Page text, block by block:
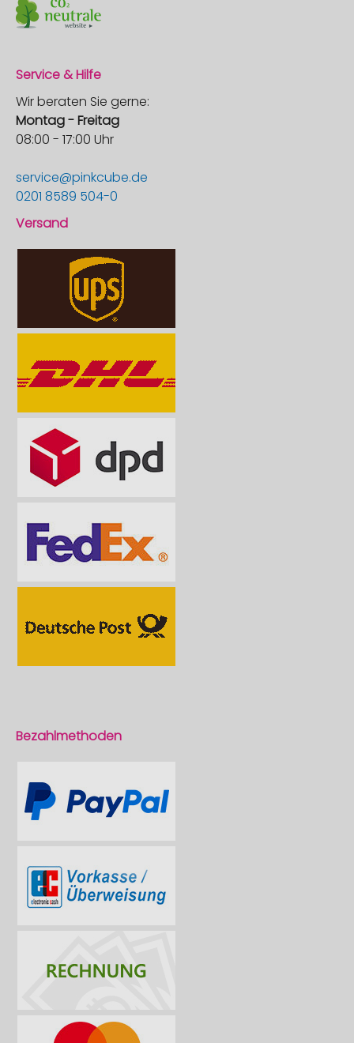
Service & Hilfe
Wir beraten Sie gerne:
Montag - Freitag
08:00 - 17:00 Uhr
service@pinkcube.de
0201 8589 504-0
Versand
Bezahlmethoden